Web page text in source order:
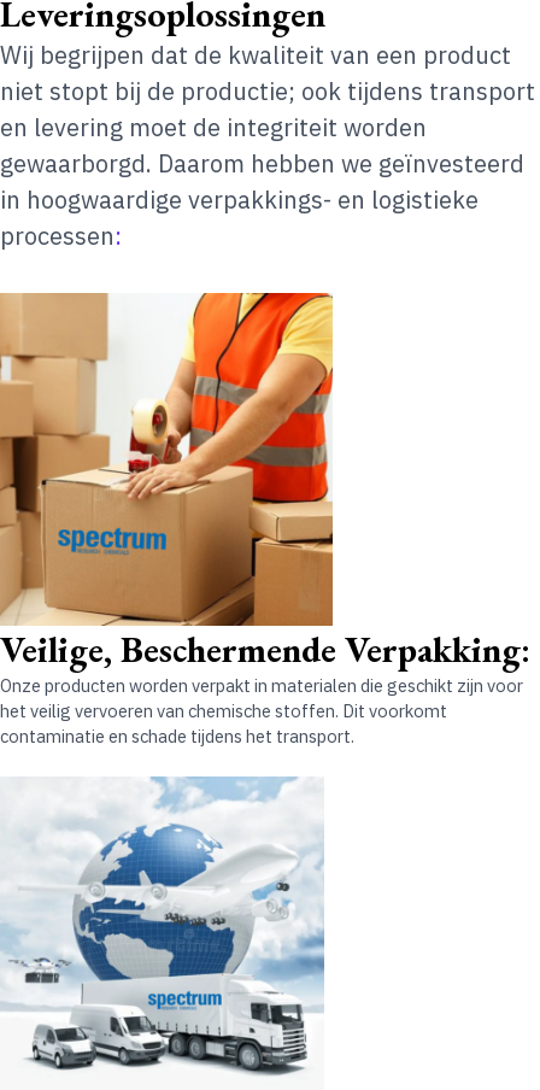
Leveringsoplossingen
Wij begrijpen dat de kwaliteit van een product
niet stopt bij de productie; ook tijdens transport
en levering moet de integriteit worden
gewaarborgd. Daarom hebben we geïnvesteerd
in hoogwaardige verpakkings- en logistieke
processen:
Veilige, Beschermende Verpakking:
Onze producten worden verpakt in materialen die geschikt zijn voor
het veilig vervoeren van chemische stoffen. Dit voorkomt
contaminatie en schade tijdens het transport.